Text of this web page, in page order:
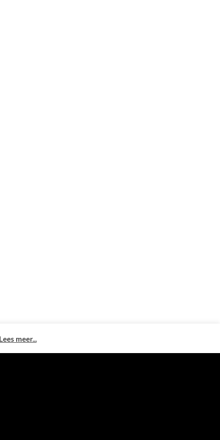
meer...